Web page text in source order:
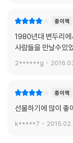
담 없는 이 집에선 숨
사람들 북적이는 대
이 아님을, 이들이 겪
동 어디에서나 나는
장의 피비린내이기도
종이책
1980년대 변두리에
사람들을 만날수있
2******g
종이책
선물하기에 많이 좋
k*****7